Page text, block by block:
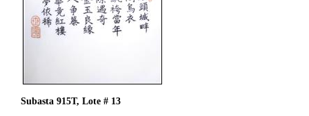
Subasta 915T, Lote # 13